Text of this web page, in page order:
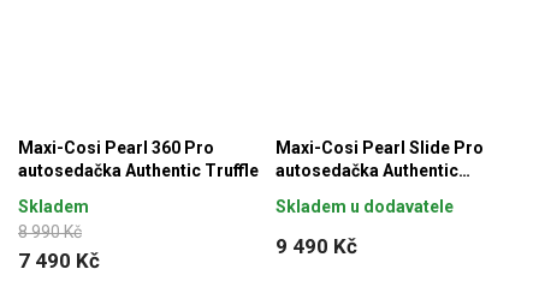
Maxi-Cosi Pearl 360 Pro
autosedačka Authentic Truffle
8 990 Kč
7 490 Kč
Skladem
Maxi-Cosi Pearl Slide Pro
autosedačka Authentic
9 490 Kč
Skladem u dodavatele